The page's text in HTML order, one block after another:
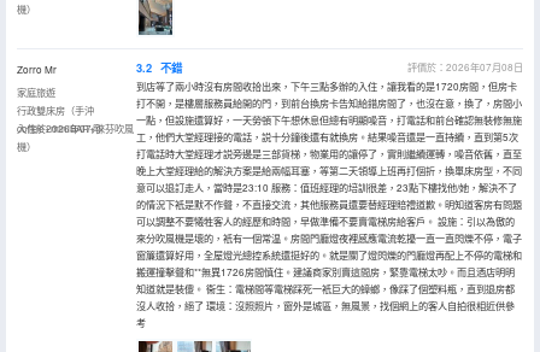
機）
Zorro Mr
家庭旅遊
行政雙床房（手沖
coffee+miniBAR+徠芬吹風
機）
入住於2026年07月
3.2 不錯
評價於：2026年07月08日
到店等了兩小時沒有房間收拾出來，下午三點多辦的入住，讓我看的是1720房間，但房卡
打不開，是樓層服務員給開的門，到前台換房卡告知給錯房間了，也沒在意，換了，房間小
一點，但設施還算好，一天勞頓下午想休息但總有明顯噪音，打電話和前台確認無裝修無施
工，他們大堂經理接的電話，説十分鐘後還有就換房。結果噪音還是一直持續，直到第5次
打電話時大堂經理才説旁邊是三部貨梯，物業用的讓停了，實則繼續運轉，噪音依舊，直至
晚上大堂經理給的解決方案是給兩幅耳塞，等第二天領導上班再打個折，換單床房型，不同
意可以退訂走人，當時是23:10 服務：值班經理的培訓很差，23點下樓找他/她，解決不了
的情況下衹是默不作聲，不直接交流，其他服務員還要替經理賠禮道歉。明知道客房有問題
可以調整不要犧牲客人的經歷和時間，早做準備不要賣電梯房給客戶。 設施：引以為傲的
來分吹風機是壞的，衹有一個常温。房間門廳燈夜裡感應電流乾擾一直一直閃爍不停，電子
窗簾還算好用，全屋燈光總控系統還挺好的。就是關了燈閃爍的門廳燈再配上不停的電梯和
搬運撞擊聲和**無異1726房間慎住。建議商家別賣這間房，緊靠電梯太吵。而且酒店明明
知道就是裝傻。 衞生：電梯間等電梯踩死一衹巨大的蟑螂，像踩了個塑料瓶，直到退房都
沒人收拾，絕了 環境：沒照照片，窗外是城區，無風景，找個網上的客人自拍很相近供參
考